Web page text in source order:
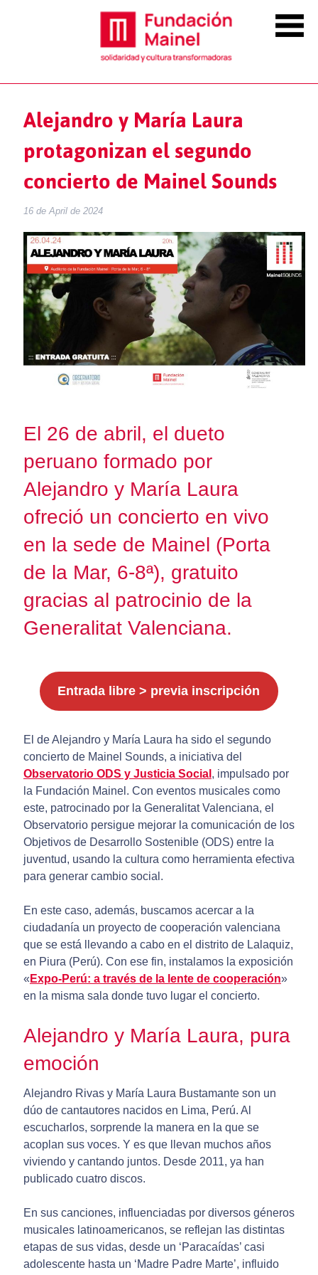
Alejandro y María Laura
protagonizan el segundo
concierto de Mainel Sounds
16 de April de 2024
El 26 de abril, el dueto
peruano formado por
Alejandro y María Laura
ofreció un concierto en vivo
en la sede de Mainel (Porta
de la Mar, 6-8ª), gratuito
gracias al patrocinio de la
Generalitat Valenciana.
Entrada libre > previa inscripción
El de Alejandro y María Laura ha sido el segundo
concierto de Mainel Sounds, a iniciativa del
Observatorio ODS y Justicia Social , impulsado por
la Fundación Mainel. Con eventos musicales como
este, patrocinado por la Generalitat Valenciana, el
Observatorio persigue mejorar la comunicación de los
Objetivos de Desarrollo Sostenible (ODS) entre la
juventud, usando la cultura como herramienta efectiva
para generar cambio social.
En este caso, además, buscamos acercar a la
ciudadanía un proyecto de cooperación valenciana
que se está llevando a cabo en el distrito de Lalaquiz,
en Piura (Perú). Con ese fin, instalamos la exposición
« Expo-Perú: a través de la lente de cooperación»
en la misma sala donde tuvo lugar el concierto.
Alejandro y María Laura, pura
emoción
Alejandro Rivas y María Laura Bustamante son un
dúo de cantautores nacidos en Lima, Perú. Al
escucharlos, sorprende la manera en la que se
acoplan sus voces. Y es que llevan muchos años
viviendo y cantando juntos. Desde 2011, ya han
publicado cuatro discos.
En sus canciones, influenciadas por diversos géneros
musicales latinoamericanos, se reflejan las distintas
etapas de sus vidas, desde un ‘Paracaídas’ casi
adolescente hasta un ‘Madre Padre Marte’, influido